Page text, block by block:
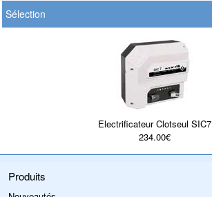
Sélection
Electrificateur Clotseul SIC7
234.00€
Produits